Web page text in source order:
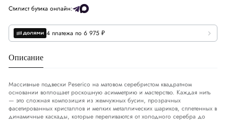
Стилист бутика онлайн:
4 платежа по 6 975 ₽
Описание
Массивные подвески Peserico на матовом серебристом квадратном
основании воплощает роскошную асимметрию и мастерство. Каждая нить
— это сложная композиция из жемчужных бусин, прозрачных
фасетированных кристаллов и мелких металлических шариков, сплетенных в
динамичные каскады, которые переливаются от холодного серебра до